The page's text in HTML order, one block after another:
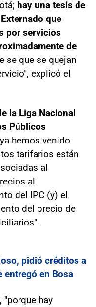
hay una tesis de
que
por servicios
de
se que se quejan
explicó el
la Liga Nacional
Públicos
hemos venido
tarifarios están
al
al
del IPC (y) el
del precio de
pidió créditos a
entregó en Bosa
"porque hay